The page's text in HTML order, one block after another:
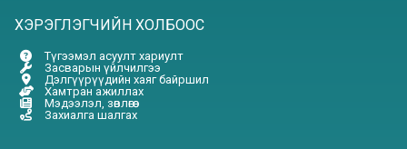
ХЭРЭГЛЭГЧИЙН ХОЛБООС
Түгээмэл асуулт хариулт
Засварын үйлчилгээ
Дэлгүүрүүдийн хаяг байршил
Хамтран ажиллах
Мэдээлэл, зөвлөгөө
Захиалга шалгах